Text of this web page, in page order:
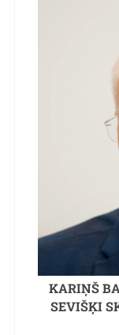
KARIŅŠ
SEVIŠĶI